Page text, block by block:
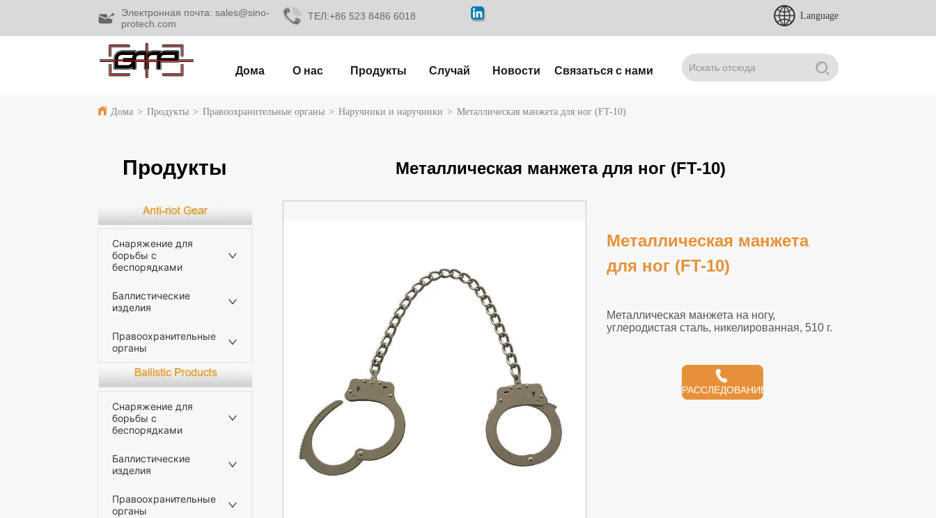
Электронная почта: sales@sino-
protech.com
ТЕЛ:+86 523 8486 6018 Language
Дома О нас Продукты Случай Новости Связаться с нами
Дома > Продукты > Правоохранительные органы > Наручники и наручники > Металлическая манжета для ног (FT-10)
Продукты Металлическая манжета для ног (FT-10)
Снаряжение для
борьбы с
беспорядками
Баллистические
изделия
Правоохранительные
органы
Снаряжение для
борьбы с
беспорядками
Баллистические
изделия
Правоохранительные
органы
Металлическая манжета
для ног (FT-10)
РАССЛЕДОВАНИЕ